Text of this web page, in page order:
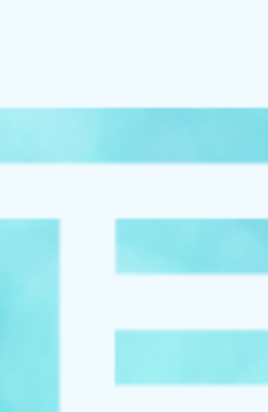
スケジュール
法人の方はこちら